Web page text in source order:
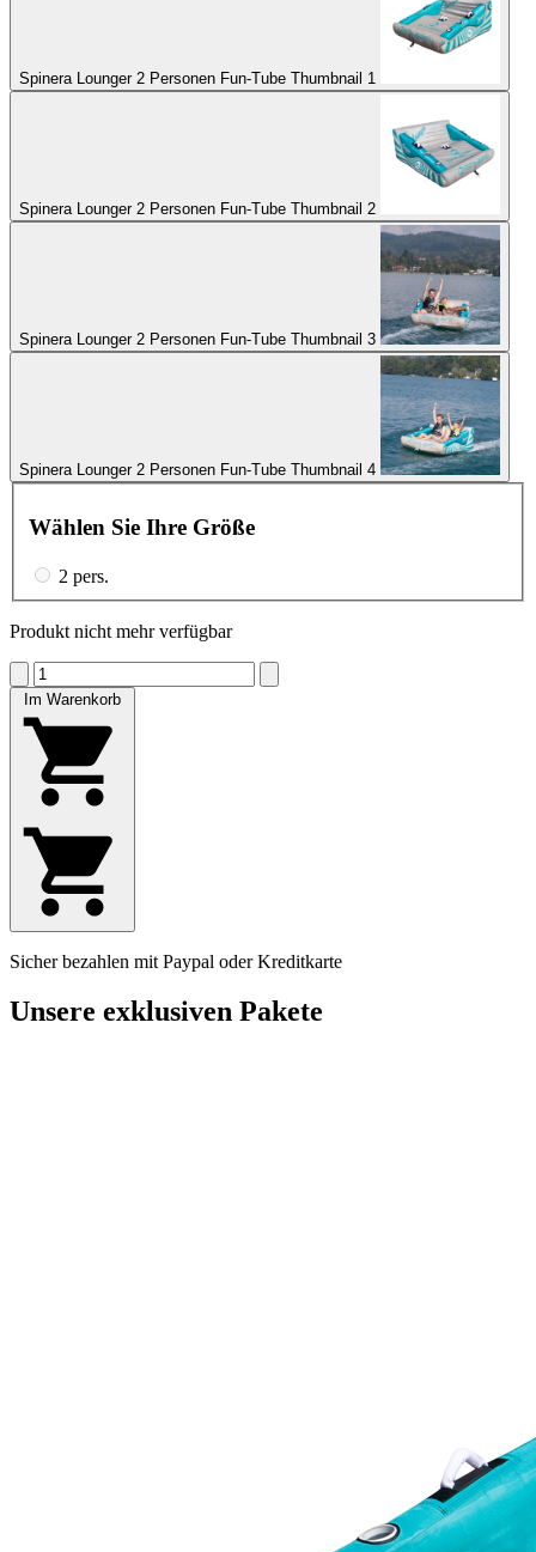
Spinera Lounger 2 Personen Fun-Tube Thumbnail 1
Spinera Lounger 2 Personen Fun-Tube Thumbnail 2
Spinera Lounger 2 Personen Fun-Tube Thumbnail 3
Spinera Lounger 2 Personen Fun-Tube Thumbnail 4
Wählen Sie Ihre Größe
2 pers.
Produkt nicht mehr verfügbar
Im Warenkorb
Sicher bezahlen mit Paypal oder Kreditkarte
Unsere exklusiven Pakete